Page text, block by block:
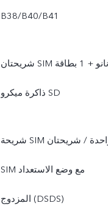
B38/B40/B41
شريحتان SIM نانو + 1 بطاقة
ذاكرة ميكرو SD
شريحة SIM واحدة / شريحتان
SIM مع وضع الاستعداد
المزدوج (DSDS)